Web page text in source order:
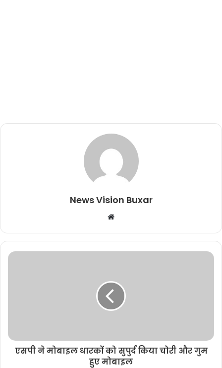
News Vision Buxar
b
s
e
एसपी ने मोबाइल धारकों को सुपुर्द किया चोरी और गुम
हुए मोबाइल